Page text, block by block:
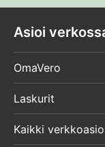
Asioi
OmaVero
Laskurit
Kaikki